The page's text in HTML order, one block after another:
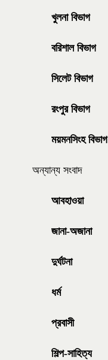
খুলনা বিভাগ
বরিশাল বিভাগ
সিলেট বিভাগ
রংপুর বিভাগ
ময়মনসিংহ বিভাগ
অন্যান্য সংবাদ
আবহাওয়া
জানা-অজানা
দুর্ঘটনা
ধর্ম
প্রবাসী
শিল্প-সাহিত্য